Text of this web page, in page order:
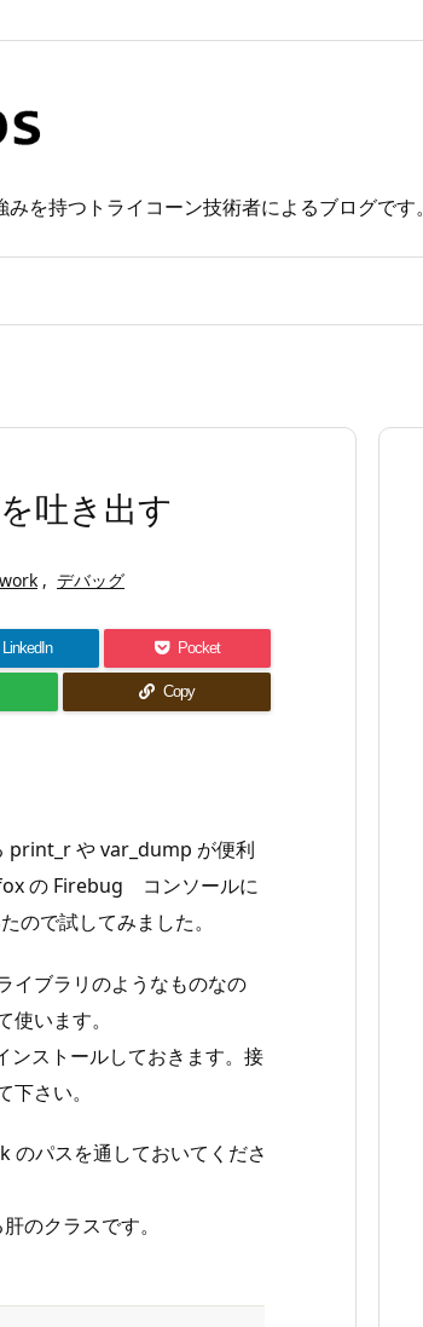
を持つトライコーン技術者によるブログです。
吐き出す
, デバッグ
LinkedIn Pocket
Copy
print_r や var_dump が便利
の Firebug コンソールに
ので試してみました。
イブラリのようなものなの
います。
ンストールしておきます。接
さい。
のパスを通しておいてくださ
のクラスです。